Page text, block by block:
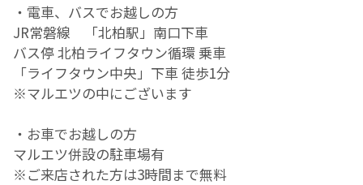
・電車、バスでお越しの方
JR常磐線 「北柏駅」南口下車
バス停 北柏ライフタウン循環 乗車
「ライフタウン中央」下車 徒歩1分
※マルエツの中にございます
・お車でお越しの方
マルエツ併設の駐車場有
※ご来店された方は3時間まで無料